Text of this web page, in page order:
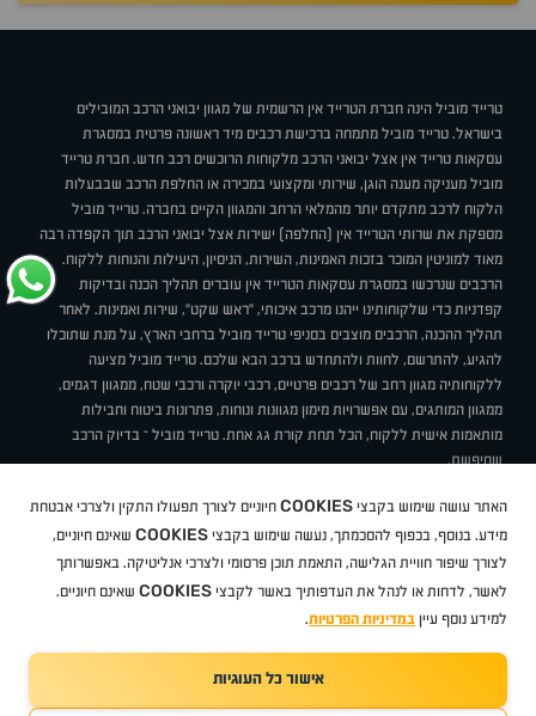
טרייד מוביל הינה חברת הטרייד אין הרשמית של מגוון יבואני הרכב המובילים
בישראל. טרייד מוביל מתמחה ברכישת רכבים מיד ראשונה פרטית במסגרת
עסקאות טרייד אין אצל יבואני הרכב מלקוחות הרוכשים רכב חדש. חברת טרייד
מוביל מעניקה מענה הוגן, שירותי ומקצועי במכירה או החלפת הרכב שבבעלות
הלקוח לרכב מתקדם יותר מהמלאי הרחב והמגוון הקיים בחברה. טרייד מוביל
מספקת את שרותי הטרייד אין (החלפה) ישירות אצל יבואני הרכב תוך הקפדה רבה
מאוד למוניטין המוכר בזכות האמינות, השירות, הניסיון, היעילות והנוחות ללקוח.
הרכבים שנרכשו במסגרת עסקאות הטרייד אין עוברים תהליך הכנה ובדיקות
קפדניות כדי שלקוחותינו ייהנו מרכב איכותי, "ראש שקט", שירות ואמינות. לאחר
תהליך ההכנה, הרכבים מוצבים בסניפי טרייד מוביל ברחבי הארץ, על מנת שתוכלו
להגיע, להתרשם, לחוות ולהתחדש ברכב הבא שלכם. טרייד מוביל מציעה
ללקוחותיה מגוון רחב של רכבים פרטיים, רכבי יוקרה ורכבי שטח, ממגוון דגמים,
ממגוון המותגים, עם אפשרויות מימון מגוונות ונוחות, פתרונות ביטוח וחבילות
מותאמות אישית ללקוח, הכל תחת קורת גג אחת. טרייד מוביל – בדיוק הרכב
שחיפשת.
תקנוןBUY BACKמבצעיםמגזין טרייד מובילאיך זה עובד? דרושים
ניהול העדפות עוגיות
סיטרואן אופלפיג'וMG
Geelyמזדהבי ווי דיצ'רי טסלהניסאןטויוטהדאצ'יהפולקסווגןטסלה
ב מ וולקסוסאאודיסקודהיונדאירנושברולט
TradeMobile instagram
TradeMobile facebook
האתר עושה שימוש בקבצי COOKIES חיוניים לצורך תפעולו התקין ולצרכי אבטחת
מידע. בנוסף, בכפוף להסכמתך, נעשה שימוש בקבצי COOKIES שאינם חיוניים,
לצורך שיפור חוויית הגלישה, התאמת תוכן פרסומי ולצרכי אנליטיקה. באפשרותך
לאשר, לדחות או לנהל את העדפותיך באשר לקבצי COOKIES שאינם חיוניים.
למידע נוסף עיין במדיניות הפרטיות.
אישור כל העוגיות